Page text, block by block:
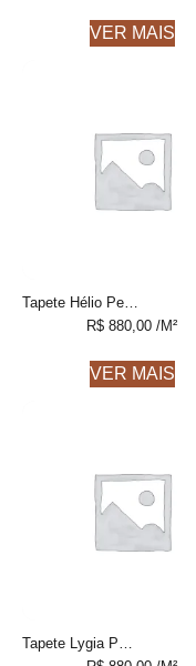
VER MAIS
R$ 880,00 /M²
VER MAIS
Tapete Lygia Personalizável feito à mão